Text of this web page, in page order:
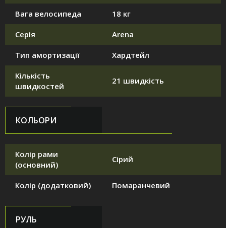
Вага велосипеда 18 кг
Серія Arena
Тип амортизації Хардтейл
Кількість
швидкостей
21 швидкість
КОЛЬОРИ
Колір рами
(основний)
Сірий
Колір (додатковий) Помаранчевий
РУЛЬ